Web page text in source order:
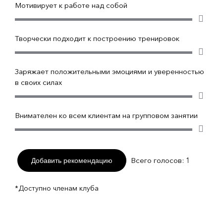
Мотивирует к работе над собой
Творчески подходит к построению тренировок
Заряжает положительными эмоциями и уверенностью
в своих силах
Внимателен ко всем клиентам на групповом занятии
Добавить рекомендацию Всего голосов: 1
*Доступно членам клуба